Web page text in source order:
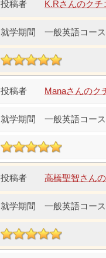
K.Rさんのクチ
一般英語コー
Manaさんのク
一般英語コー
高橋聖智さん
一般英語コー